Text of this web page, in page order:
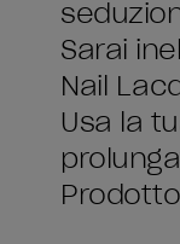
Sarai
Nail
Usa la